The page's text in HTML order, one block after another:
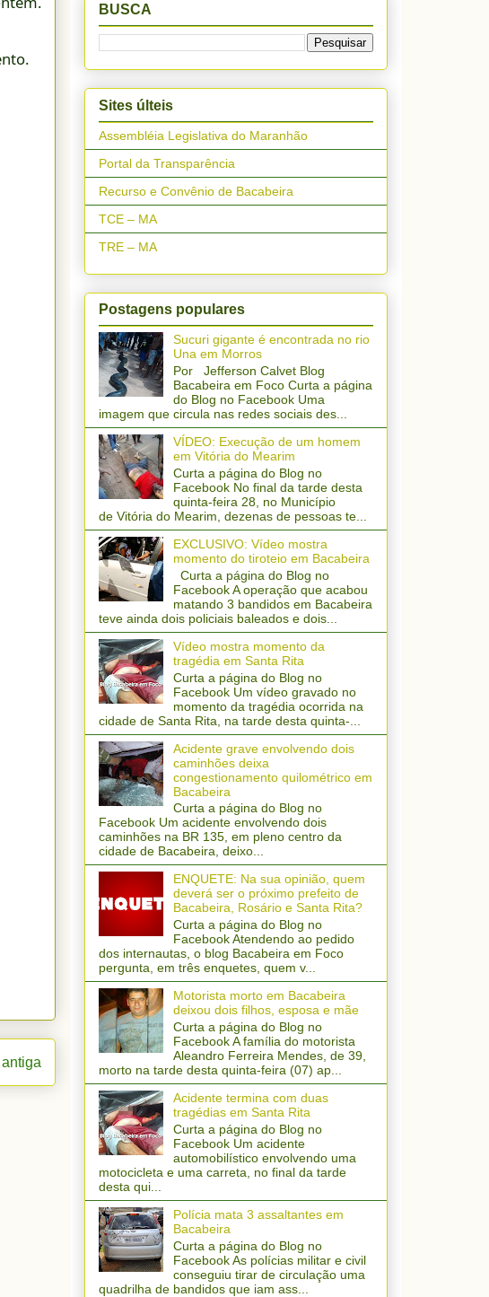
BUSCA
Sites últeis
Assembléia Legislativa do Maranhão
Portal da Transparência
Recurso e Convênio de Bacabeira
TCE – MA
TRE – MA
Postagens populares
Sucuri gigante é encontrada no rio
Una em Morros
Por Jefferson Calvet Blog
Bacabeira em Foco Curta a página
do Blog no Facebook Uma
imagem que circula nas redes sociais des...
VÍDEO: Execução de um homem
em Vitória do Mearim
Curta a página do Blog no
Facebook No final da tarde desta
quinta-feira 28, no Município
de Vitória do Mearim, dezenas de pessoas te...
EXCLUSIVO: Vídeo mostra
momento do tiroteio em Bacabeira
Curta a página do Blog no
Facebook A operação que acabou
matando 3 bandidos em Bacabeira
teve ainda dois policiais baleados e dois...
Vídeo mostra momento da
tragédia em Santa Rita
Curta a página do Blog no
Facebook Um vídeo gravado no
momento da tragédia ocorrida na
cidade de Santa Rita, na tarde desta quinta-...
Acidente grave envolvendo dois
caminhões deixa
congestionamento quilométrico em
Bacabeira
Curta a página do Blog no
Facebook Um acidente envolvendo dois
caminhões na BR 135, em pleno centro da
cidade de Bacabeira, deixo...
ENQUETE: Na sua opinião, quem
deverá ser o próximo prefeito de
Bacabeira, Rosário e Santa Rita?
Curta a página do Blog no
Facebook Atendendo ao pedido
dos internautas, o blog Bacabeira em Foco
pergunta, em três enquetes, quem v...
Motorista morto em Bacabeira
deixou dois filhos, esposa e mãe
Curta a página do Blog no
Facebook A família do motorista
Aleandro Ferreira Mendes, de 39,
morto na tarde desta quinta-feira (07) ap...
Acidente termina com duas
tragédias em Santa Rita
Curta a página do Blog no
Facebook Um acidente
automobilístico envolvendo uma
motocicleta e uma carreta, no final da tarde
desta qui...
Polícia mata 3 assaltantes em
Bacabeira
Curta a página do Blog no
Facebook As polícias militar e civil
conseguiu tirar de circulação uma
quadrilha de bandidos que iam ass...